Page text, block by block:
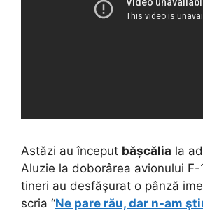
Astăzi au început bășcălia la
Aluzie la doborârea avionului F-
tineri au desfăşurat o pânză
scria “Ne pare rău, dar n-am